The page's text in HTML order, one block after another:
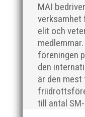
MAI
verksamhet
elit och
föreningen
den
är den
till antal
För mig har